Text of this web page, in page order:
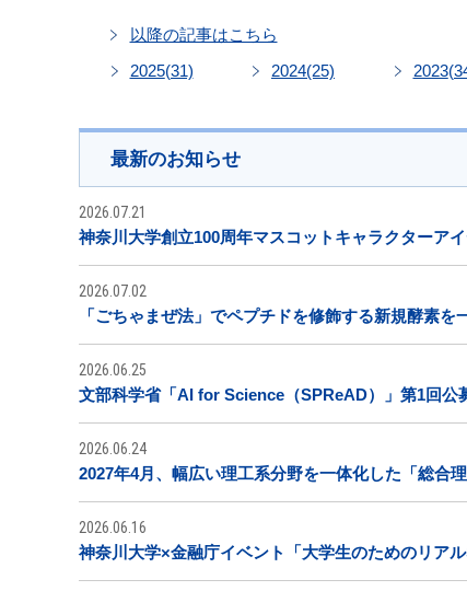
以降の記事はこちら
2025(31) 2024(25) 2023
最新のお知らせ
2026.07.21
神奈川大学創立100周年マスコットキャラクターア
2026.07.02
「ごちゃまぜ法」でペプチドを修飾する新規酵素
2026.06.25
文部科学省「AI for Science（SPReAD）」第1回公
2026.06.24
2027年4月、幅広い理工系分野を一体化した「総合
2026.06.16
神奈川大学×金融庁イベント「大学生のためのリア